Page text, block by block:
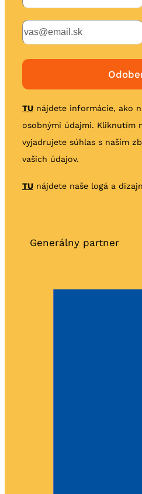
TUnájdete informácie, ako
osobnými údajmi. Kliknutím
vyjadrujete súhlas s naším
vašich údajov.
TUnájdete naše logá a
Generálny partner